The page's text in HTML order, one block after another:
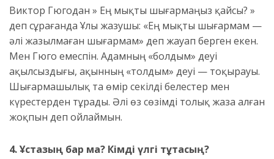
Виктор Гюгодан » Ең мықты шығармаңыз қайсы? »
деп сұрағанда Ұлы жазушы: «Ең мықты шығармам —
әлі жазылмаған шығармам» деп жауап берген екен.
Мен Гюго емеспін. Адамның «болдым» деуі
ақылсыздығы, ақынның «толдым» деуі — тоқырауы.
Шығармашылық та өмір секілді белестер мен
күрестерден тұрады. Әлі өз сөзімді толық жаза алған
жоқпын деп ойлаймын.
4.Ұстазың бар ма? Кімді үлгі тұтасың?